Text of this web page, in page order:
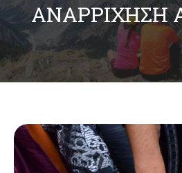
ΑΝΑΡΡΊΧΗΣΗ